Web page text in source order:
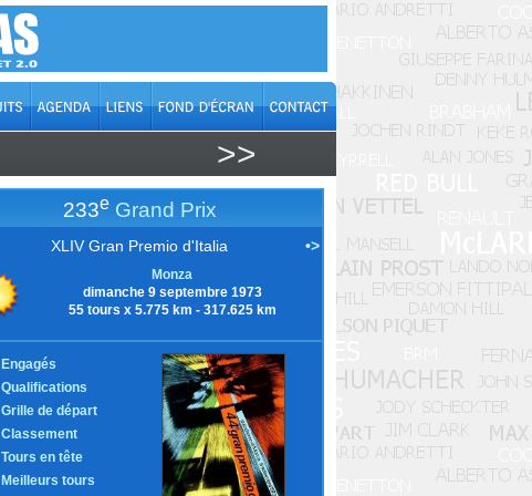
>>
233e Grand Prix
XLIV Gran Premio d'Italia •>
Monza
dimanche 9 septembre 1973
55 tours x 5.775 km - 317.625 km
Engagés
Qualifications
Grille de départ
Classement
Tours en tête
Meilleurs tours